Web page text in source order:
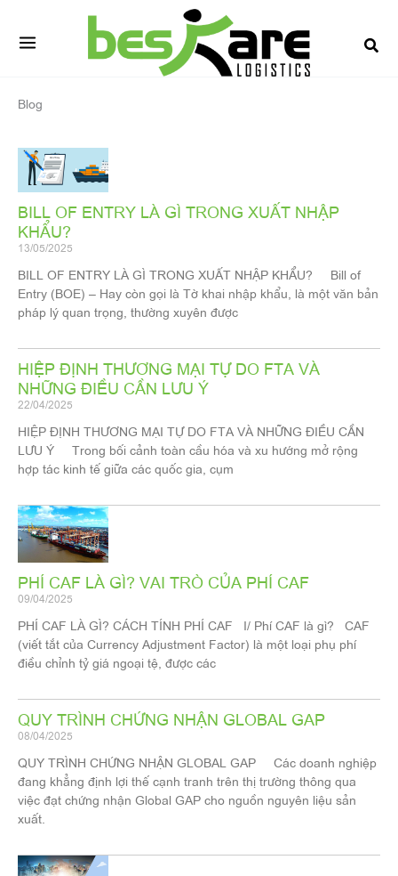
Blog
BILL OF ENTRY LÀ GÌ TRONG XUẤT NHẬP
KHẨU?
13/05/2025
BILL OF ENTRY LÀ GÌ TRONG XUẤT NHẬP KHẨU? Bill of
Entry (BOE) – Hay còn gọi là Tờ khai nhập khẩu, là một văn bản
pháp lý quan trọng, thường xuyên được
HIỆP ĐỊNH THƯƠNG MẠI TỰ DO FTA VÀ
NHỮNG ĐIỀU CẦN LƯU Ý
22/04/2025
HIỆP ĐỊNH THƯƠNG MẠI TỰ DO FTA VÀ NHỮNG ĐIỀU CẦN
LƯU Ý Trong bối cảnh toàn cầu hóa và xu hướng mở rộng
hợp tác kinh tế giữa các quốc gia, cụm
PHÍ CAF LÀ GÌ? VAI TRÒ CỦA PHÍ CAF
09/04/2025
PHÍ CAF LÀ GÌ? CÁCH TÍNH PHÍ CAF I/ Phí CAF là gì? CAF
(viết tắt của Currency Adjustment Factor) là một loại phụ phí
điều chỉnh tỷ giá ngoại tệ, được các
QUY TRÌNH CHỨNG NHẬN GLOBAL GAP
08/04/2025
QUY TRÌNH CHỨNG NHẬN GLOBAL GAP Các doanh nghiệp
đang khẳng định lợi thế cạnh tranh trên thị trường thông qua
việc đạt chứng nhận Global GAP cho nguồn nguyên liệu sản
xuất.
Page
Page
Page
Page